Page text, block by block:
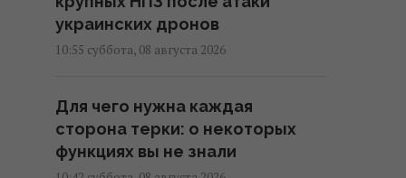
украинских дронов
10:55 суббота, 08 августа 2026
Для чего нужна каждая
сторона терки: о некоторых
функциях вы не знали